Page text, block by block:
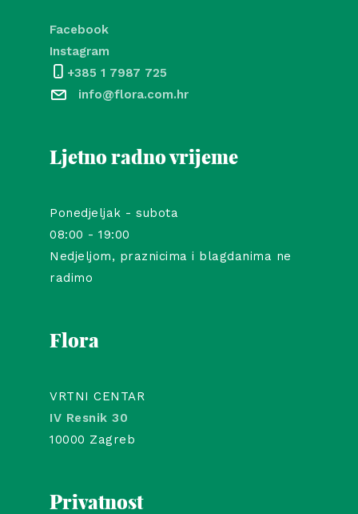
Facebook
Instagram
+385 1 7987 725
info@flora.com.hr
Ljetno radno vrijeme
Ponedjeljak - subota
08:00 - 19:00
Nedjeljom, praznicima i blagdanima ne
radimo
Flora
VRTNI CENTAR
IV Resnik 30
10000 Zagreb
Privatnost